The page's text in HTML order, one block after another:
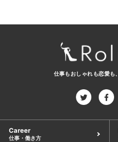
仕事もおしゃれも恋愛も、
Career
仕事・働き方